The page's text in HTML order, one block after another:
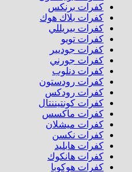
كفرات برنكس
كفرات بلاك هوك
كفرات بيريللي
كفرات تويو
كفرات جوديير
كفرات جورني
كفرات دنلوب
كفرات رودستون
كفرات رودكس
كفرات كونتيننتال
كفرات ماكسس
كفرات ميشلان
كفرات نكسن
كفرات هابليد
كفرات هانكوك
كفرات هوكوبا